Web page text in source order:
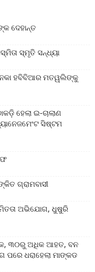
ଦେହାନ୍ତ
ସ୍ମୃତି ସନ୍ଧ୍ୟା
ହବିବିଆର ମତୱଲିଙ୍କୁ
ହେଲା ଇ-ଚାଲାଣ
ସିଷ୍ଟମ
ଗ୍ରାମବାସୀ
ଅଭିଯୋଗ, ଧୁଷୁରି
୩୦ରୁ ଅଧିକ ଆହତ, ବନ
ଧରାହେଲା ମାଙ୍କଡ